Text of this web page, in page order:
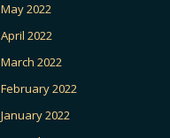
May 2022
April 2022
March 2022
February 2022
January 2022